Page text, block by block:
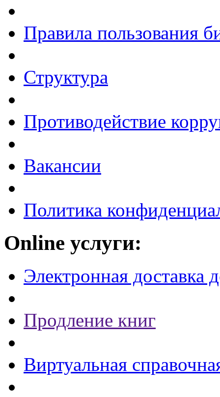
Правила пользования
Структура
Противодействие
Вакансии
Политика
Online услуги:
Электронная доставка
Продление книг
Виртуальная